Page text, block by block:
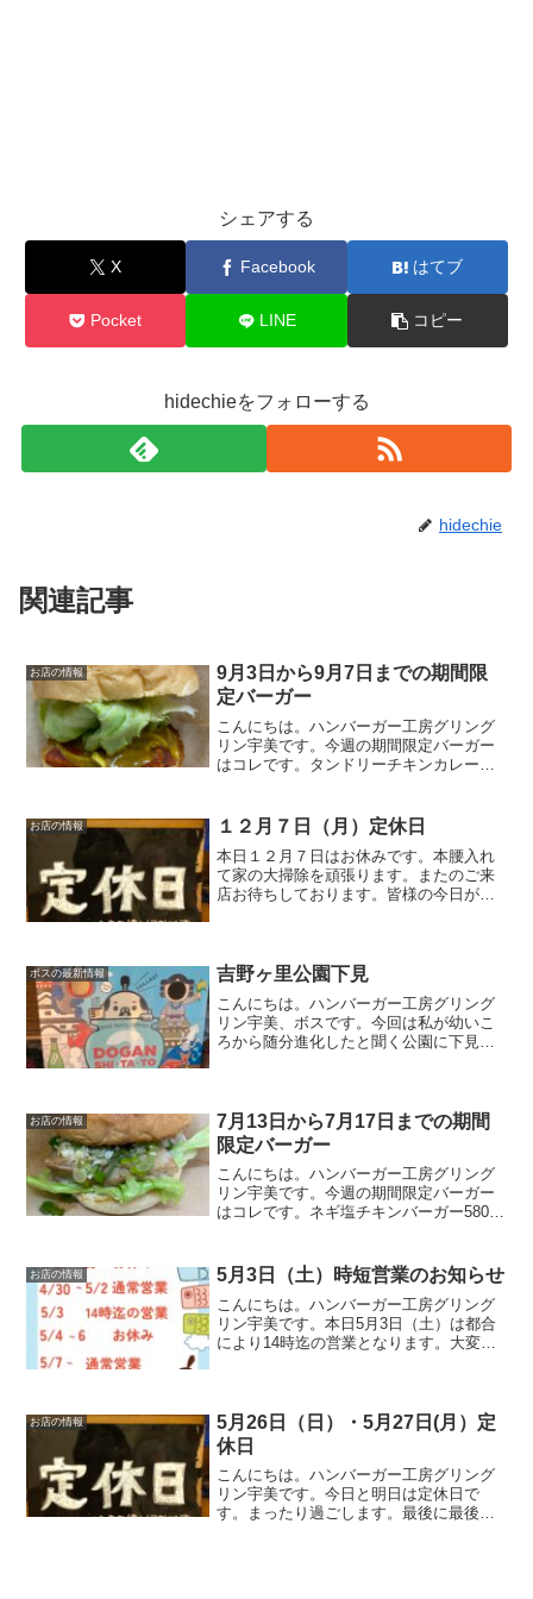
シェアする
X Facebook はてブ
Pocket LINE コピー
hidechieをフォローする
hidechie
関連記事
お店の情報
9月3日から9月7日までの期間限
定バーガー
こんにちは。ハンバーガー工房グリング
リン宇美です。今週の期間限定バーガー
はコレです。タンドリーチキンカレーバ
にしてみました。ピリ辛のカレーソース
がクセになる逸品です...
お店の情報 １２月７日（月）定休日
本日１２月７日はお休みです。本腰入れ
て家の大掃除を頑張ります。またのご来
店お待ちしております。皆様の今日が笑
ボスの最新情報 吉野ヶ里公園下見
こんにちは。ハンバーガー工房グリング
リン宇美、ボスです。今回は私が幼いこ
ろから随分進化したと聞く公園に下見に
んでしたが１日中遊べそ...
お店の情報
7月13日から7月17日までの期間
限定バーガー
こんにちは。ハンバーガー工房グリング
リン宇美です。今週の期間限定バーガー
はコレです。ネギ塩チキンバーガー580円
が試行錯誤して完成させました。この時
期にピッタリのソース...
お店の情報 5月3日（土）時短営業のお知らせ
こんにちは。ハンバーガー工房グリング
リン宇美です。本日5月3日（土）は都合
により14時迄の営業となります。大変ご
が笑顔いっぱいの一日...
お店の情報
5月26日（日）・5月27日(月）定
休日
こんにちは。ハンバーガー工房グリング
リン宇美です。今日と明日は定休日で
す。まったり過ごします。最後に最後ま